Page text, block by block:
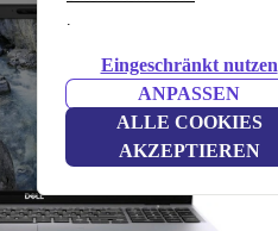
.
Eingeschränkt nutzen
ANPASSEN
ALLE COOKIES
AKZEPTIEREN